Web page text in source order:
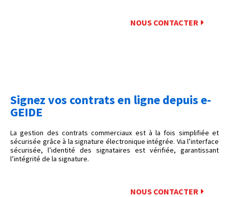
NOUS CONTACTER
Signez vos contrats en ligne depuis e-
GEIDE
La gestion des contrats commerciaux est à la fois simplifiée et
sécurisée grâce à la signature électronique intégrée. Via l’interface
sécurisée, l’identité des signataires est vérifiée, garantissant
l’intégrité de la signature.
NOUS CONTACTER